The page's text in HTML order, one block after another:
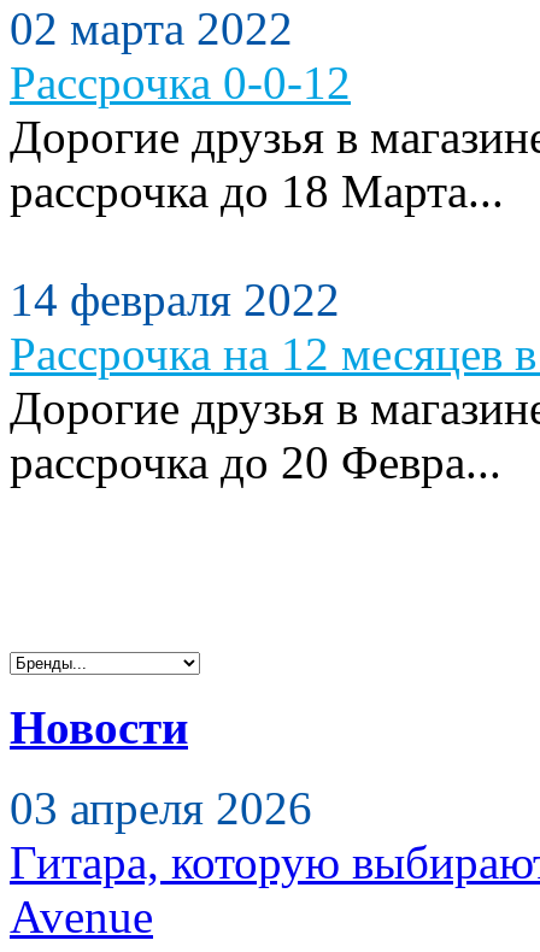
02 марта 2022
Рассрочка 0-0-12
Дорогие друзья в
рассрочка до 18 Марта...
14 февраля 2022
Рассрочка на 12 месяцев
Дорогие друзья в
рассрочка до 20 Февра...
Новости
03 апреля 2026
Гитара, которую
Avenue